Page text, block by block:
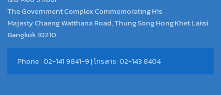
The Government Complex Commemorating His
Majesty Chaeng Watthana Road, Thung Song Hong,Khet Laksi
Bangkok 10210
Phone : 02-141 9841-9 | โทรสาร: 02-143 8404